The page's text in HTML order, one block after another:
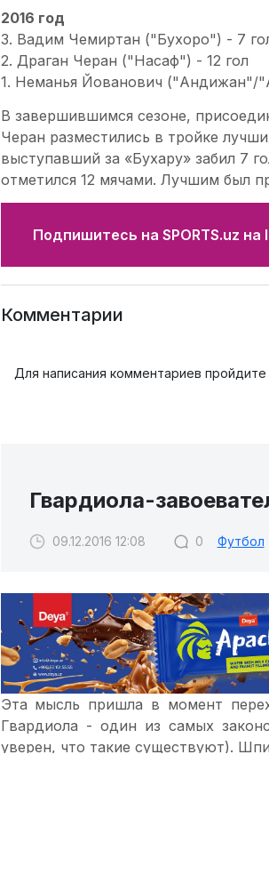
2016 год
3. Вадим Чемиртан ("Бухоро") - 7
2. Драган Черан ("Насаф") - 12 гол
1. Неманья Йованович ("Андижан"/
В завершившимся сезоне,
Черан разместились в тройке
выступавший за «Бухару» забил 7
отметился 12 мячами. Лучшим был
Подпишитесь на SPORTS.uz на
Комментарии
Для написания комментариев пройдите
Гвардиола-
09.12.2016 12:08 0 Футбол
Эта мысль пришла в момент
Гвардиола - один из самых
уверен, что такие существуют).